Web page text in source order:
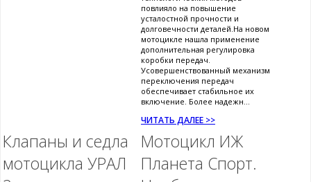
повлияло на повышение
усталостной прочности и
долговечности деталей.На новом
мотоцикле нашла применение
дополнительная регулировка
коробки передач.
Усовершенствованный механизм
переключения передач
обеспечивает стабильное их
включение. Более надежн...
ЧИТАТЬ ДАЛЕЕ >>
Клапаны и седла
мотоцикла УРАЛ
Мотоцикл ИЖ
Планета Спорт.